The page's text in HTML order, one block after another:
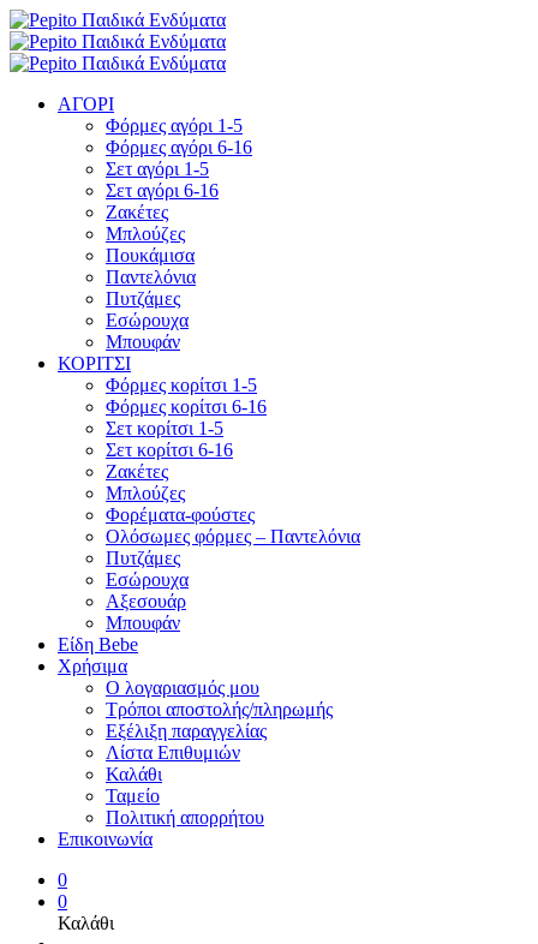
ΑΓΟΡΙ
Φόρμες αγόρι 1-5
Φόρμες αγόρι 6-16
Σετ αγόρι 1-5
Σετ αγόρι 6-16
Ζακέτες
Μπλούζες
Πουκάμισα
Παντελόνια
Πυτζάμες
Εσώρουχα
Μπουφάν
ΚΟΡΙΤΣΙ
Φόρμες κορίτσι 1-5
Φόρμες κορίτσι 6-16
Σετ κορίτσι 1-5
Σετ κορίτσι 6-16
Ζακέτες
Μπλούζες
Φορέματα-φούστες
Ολόσωμες φόρμες – Παντελόνια
Πυτζάμες
Εσώρουχα
Αξεσουάρ
Μπουφάν
Είδη Bebe
Χρήσιμα
Ο λογαριασμός μου
Τρόποι αποστολής/πληρωμής
Εξέλιξη παραγγελίας
Λίστα Επιθυμιών
Καλάθι
Ταμείο
Πολιτική απορρήτου
Επικοινωνία
0
0
Καλάθι